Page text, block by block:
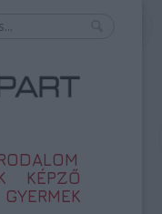
KÉPZŐ
GYERMEK